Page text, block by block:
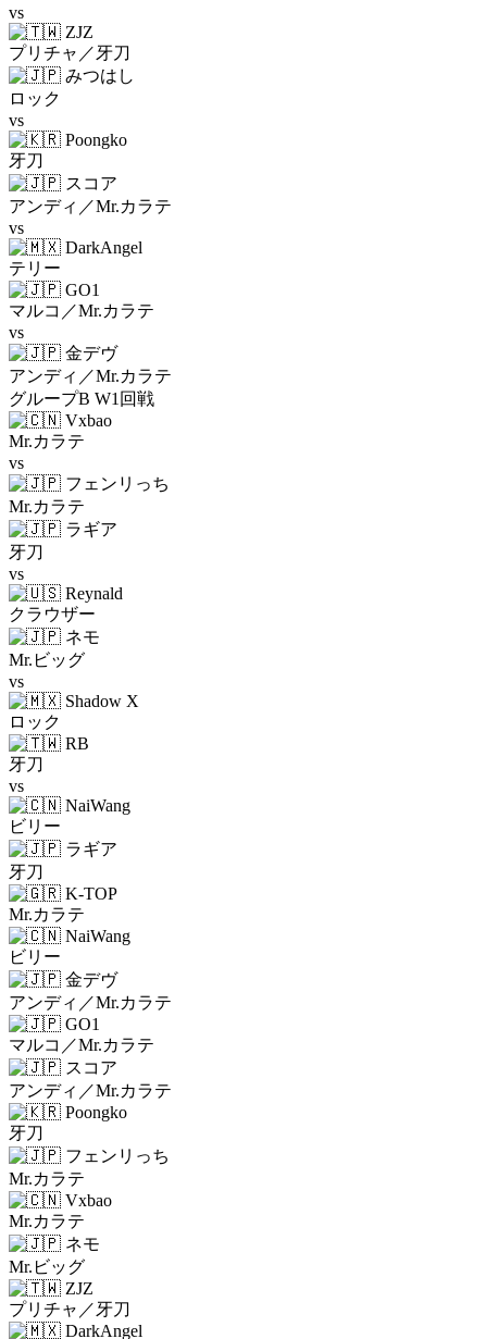
vs
ZJZ
プリチャ／牙刀
みつはし
ロック
vs
Poongko
牙刀
スコア
アンディ／Mr.カラテ
vs
DarkAngel
テリー
GO1
マルコ／Mr.カラテ
vs
金デヴ
アンディ／Mr.カラテ
グループB W1回戦
Vxbao
Mr.カラテ
vs
フェンリっち
Mr.カラテ
ラギア
牙刀
vs
Reynald
クラウザー
ネモ
Mr.ビッグ
vs
Shadow X
ロック
RB
牙刀
vs
NaiWang
ビリー
ラギア
牙刀
K-TOP
Mr.カラテ
NaiWang
ビリー
金デヴ
アンディ／Mr.カラテ
GO1
マルコ／Mr.カラテ
スコア
アンディ／Mr.カラテ
Poongko
牙刀
フェンリっち
Mr.カラテ
Vxbao
Mr.カラテ
ネモ
Mr.ビッグ
ZJZ
プリチャ／牙刀
DarkAngel